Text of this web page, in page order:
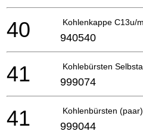
Kohlenkappe C13u/
40 940540
Kohlebürsten
41 999074
Kohlenbürsten (paar)
41 999044